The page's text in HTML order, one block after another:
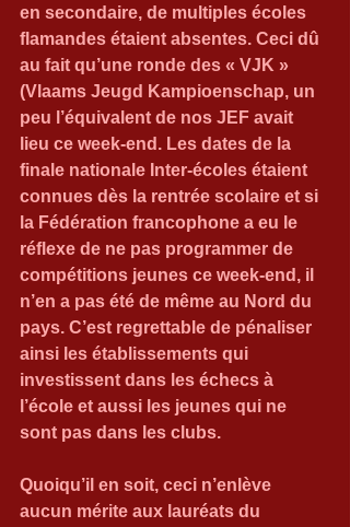
en secondaire, de multiples écoles
flamandes étaient absentes. Ceci dû
au fait qu’une ronde des « VJK »
(Vlaams Jeugd Kampioenschap, un
peu l’équivalent de nos JEF avait
lieu ce week-end. Les dates de la
finale nationale Inter-écoles étaient
connues dès la rentrée scolaire et si
la Fédération francophone a eu le
réflexe de ne pas programmer de
compétitions jeunes ce week-end, il
n’en a pas été de même au Nord du
pays. C’est regrettable de pénaliser
ainsi les établissements qui
investissent dans les échecs à
l’école et aussi les jeunes qui ne
sont pas dans les clubs.
Quoiqu’il en soit, ceci n’enlève
aucun mérite aux lauréats du